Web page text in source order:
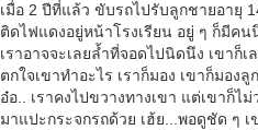
เมื่อ 2 ปีที่แล้ว ขับรถไปรับลูกชายอายุ
ติดไฟแดงอยู่หน้าโรงเรียน อยู่ ๆ ก็มีค
เราอาจจะเลยล้ำที่จอดไปนิดนึง เขาก็
ตกใจเขาทำอะไร เราก็มอง เขาก็มอ
อ๋อ.. เราคงไปขวางทางเขา แต่เขาก็
มาแปะกระจกรถด้วย เฮ้ย...พอดูชัด ๆ เ